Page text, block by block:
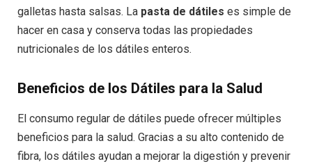
galletas hasta salsas. La pasta de dátiles es simple de
hacer en casa y conserva todas las propiedades
nutricionales de los dátiles enteros.
Beneficios de los Dátiles para la Salud
El consumo regular de dátiles puede ofrecer múltiples
beneficios para la salud. Gracias a su alto contenido de
fibra, los dátiles ayudan a mejorar la digestión y prevenir